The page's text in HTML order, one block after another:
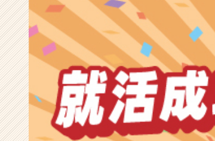
|
ベ
ン
チ
ー・
成
長
企
業
か